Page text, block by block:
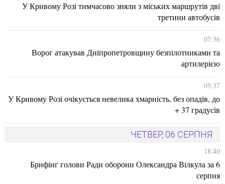
У Кривому Розі тимчасово зняли з міських маршрутів дві
третини автобусів
07:36
Ворог атакував Дніпропетровщину безпілотниками та
артилерією
05:37
У Кривому Розі очікується невелика хмарність, без опадів, до
+ 37 градусів
ЧЕТВЕР, 06 СЕРПНЯ
18:40
Брифінг голови Ради оборони Олександра Вілкула за 6
серпня